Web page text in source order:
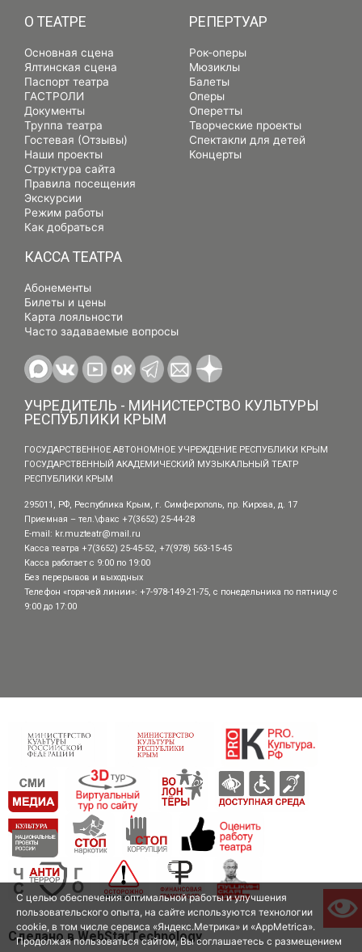
О ТЕАТРЕ
Основная сцена
Ялтинская сцена
Паспорт театра
ГАСТРОЛИ
Документы
Труппа театра
Гостевая (Отзывы)
Наши проекты
Структура сайта
Правила посещения
Экскурсии
Режим работы
Как добраться
РЕПЕРТУАР
Рок-оперы
Мюзиклы
Балеты
Оперы
Оперетты
Творческие проекты
Спектакли для детей
Концерты
КАССА ТЕАТРА
Абонементы
Билеты и цены
Карта лояльности
Часто задаваемые вопросы
УЧРЕДИТЕЛЬ - МИНИСТЕРСТВО КУЛЬТУРЫ
РЕСПУБЛИКИ КРЫМ
ГОСУДАРСТВЕННОЕ АВТОНОМНОЕ УЧРЕЖДЕНИЕ РЕСПУБЛИКИ КРЫМ
ГОСУДАРСТВЕННЫЙ АКАДЕМИЧЕСКИЙ МУЗЫКАЛЬНЫЙ ТЕАТР
РЕСПУБЛИКИ КРЫМ
295011, РФ, Республика Крым, г. Симферополь, пр. Кирова, д. 17
Приемная – тел.\факс +7(3652) 25-44-28
E-mail: kr.muzteatr@mail.ru
Касса театра +7(3652) 25-45-52, +7(978) 563-15-45
Касса работает с 9:00 по 19:00
Без перерывов и выходных
Телефон «горячей линии»: +7-978-149-21-75, с понедельника по пятницу с
9:00 до 17:00
Сделано в WebStarTechnology
С целью обеспечения оптимальной работы и улучшения
пользовательского опыта, на сайте используются технологии
cookie, в том числе сервиса «Яндекс.Метрика» и «AppMetrica».
Продолжая пользоваться сайтом, Вы соглашаетесь с размещением